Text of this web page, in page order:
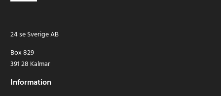
24 se Sverige AB
Box 829
391 28 Kalmar
Information